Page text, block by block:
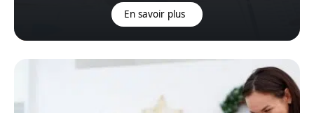
En savoir plus